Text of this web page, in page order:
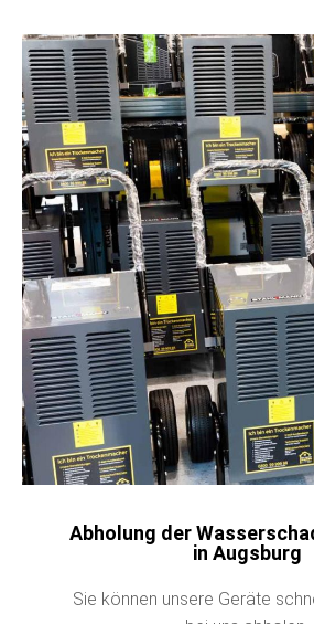
Abholung der
in Augsburg
Sie können unsere Geräte